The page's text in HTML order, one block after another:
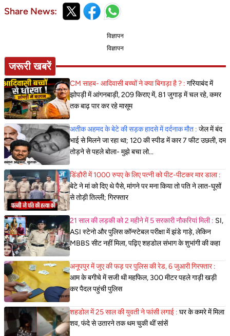
Share News:
विज्ञापन
विज्ञापन
जरूरी खबरें
CM साहब- आदिवासी बच्चों ने क्या बिगाड़ा है ? : गरियाबंद में
झोपड़ी में आंगनबाड़ी, 209 किराए में, 81 जुगाड़ में चल रहे, कमर
तक बाढ़ पार कर रहे मासूम
अतीक अहमद के बेटे की सड़क हादसे में दर्दनाक मौत : जेल में बंद
भाई से मिलने जा रहा था; 120 की स्पीड में कार 7 फीट उछली, दम
तोड़ने से पहले बोला- मुझे बचा लो...
डिंडौरी में 1000 रुपए के लिए पत्नी को पीट-पीटकर मार डाला :
बेटे ने मां को दिए थे पैसे, मांगने पर मना किया तो पति ने लात-घूसों
से तोड़ी तिल्ली; गिरफ्तार
21 साल की लड़की को 2 महीने में 5 सरकारी नौकरियां मिली : SI,
ASI स्टेनो और पुलिस कॉन्स्टेबल परीक्षा में झंडे गाड़े, लेकिन
MBBS सीट नहीं मिला, पढ़िए शहडोल संभाग के शुभांगी की कहा
अनूपपुर में जुए की फड़ पर पुलिस की रेड, 6 जुआरी गिरफ्तार :
आम के बगीचे में सजी थी महफिल, 300 मीटर पहले गाड़ी खड़ी
कर पैदल पहुंची पुलिस
शहडोल में 25 साल की युवती ने फांसी लगाई : घर के कमरे में मिला
शव, फंदे से उतारने तक थम चुकी थीं सांसें